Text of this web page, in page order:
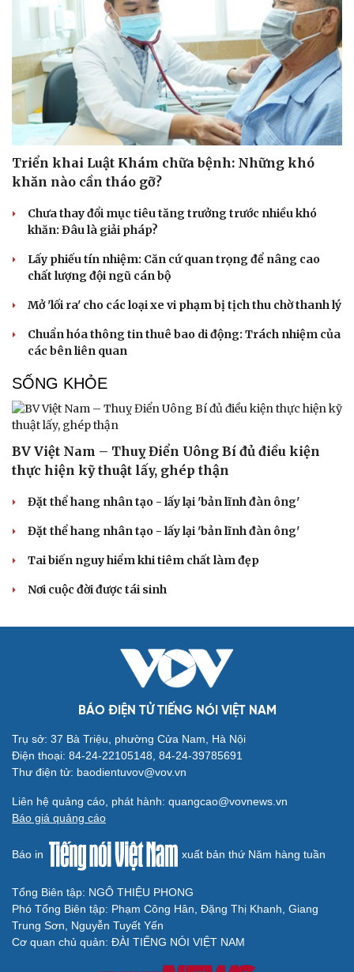
Dinh dưỡng - món ngon
Cây thuốc
Sản phụ khoa
Nhi khoa
Nam khoa
Làm đẹp - giảm cân
Phòng mạch online
Ăn sạch sống khỏe
Đời sống
Nhà đẹp
Blog
Tình yêu - Gia đình
Sân khấu - Điện ảnh
Văn học
Âm nhạc
Di sản
Nghệ sĩ
Sao Việt
check-in
Podcast
Câu chuyện thời sự
Đọc truyện đêm khuya
Cửa sổ tình yêu
Kể chuyện cho bé
Triển khai Luật Khám chữa bệnh: Những khó
khăn nào cần tháo gỡ?
Chưa thay đổi mục tiêu tăng trưởng trước nhiều khó
khăn: Đâu là giải pháp?
Lấy phiếu tín nhiệm: Căn cứ quan trọng để nâng cao
chất lượng đội ngũ cán bộ
Mở 'lối ra' cho các loại xe vi phạm bị tịch thu chờ thanh lý
Chuẩn hóa thông tin thuê bao di động: Trách nhiệm của
các bên liên quan
SỐNG KHỎE
BV Việt Nam – Thuỵ Điển Uông Bí đủ điều kiện
thực hiện kỹ thuật lấy, ghép thận
Đặt thể hang nhân tạo - lấy lại 'bản lĩnh đàn ông'
Đặt thể hang nhân tạo - lấy lại 'bản lĩnh đàn ông'
Tai biến nguy hiểm khi tiêm chất làm đẹp
Nơi cuộc đời được tái sinh
BÁO ĐIỆN TỬ TIẾNG NÓI VIỆT NAM
Trụ sở: 37 Bà Triệu, phường Cửa Nam, Hà Nội
Điện thoại: 84-24-22105148, 84-24-39785691
Thư điện tử: baodientuvov@vov.vn
Liên hệ quảng cáo, phát hành: quangcao@vovnews.vn
Báo giá quảng cáo
Báo in xuất bản thứ Năm hàng tuần
Tổng Biên tập: NGÔ THIỆU PHONG
Phó Tổng Biên tập: Phạm Công Hân, Đặng Thị Khanh, Giang
Trung Sơn, Nguyễn Tuyết Yến
Cơ quan chủ quản: ĐÀI TIẾNG NÓI VIỆT NAM